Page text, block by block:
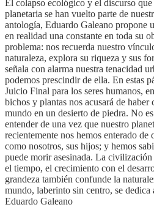
El colapso ecológico y el discurso
planetaria se han vuelto parte de
antología, Eduardo Galeano propone
en realidad una constante en toda su
problema: nos recuerda nuestro
naturaleza, explora su riqueza y sus
señala con alarma nuestra tenacidad
podemos prescindir de ella. En estas
Juicio Final para los seres humanos,
bichos y plantas nos acusará de
mundo en un desierto de piedra. No
entender de una vez que nuestro
recientemente nos hemos enterado de
como nosotros, sus hijos; y hemos
puede morir asesinada. La
el tiempo, el crecimiento con el
grandeza también confunde la
mundo, laberinto sin centro, se
Eduardo Galeano